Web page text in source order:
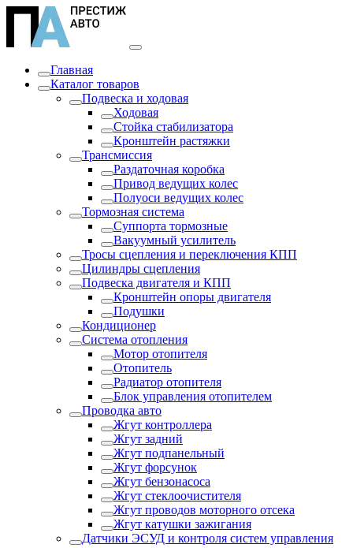
Главная
Каталог товаров
Подвеска и ходовая
Ходовая
Стойка стабилизатора
Кронштейн растяжки
Трансмиссия
Раздаточная коробка
Привод ведущих колес
Полуоси ведущих колес
Тормозная система
Суппорта тормозные
Вакуумный усилитель
Тросы сцепления и переключения КПП
Цилиндры сцепления
Подвеска двигателя и КПП
Кронштейн опоры двигателя
Подушки
Кондиционер
Система отопления
Мотор отопителя
Отопитель
Радиатор отопителя
Блок управления отопителем
Проводка авто
Жгут контроллера
Жгут задний
Жгут подпанельный
Жгут форсунок
Жгут бензонасоса
Жгут стеклоочистителя
Жгут проводов моторного отсека
Жгут катушки зажигания
Датчики ЭСУД и контроля систем управления